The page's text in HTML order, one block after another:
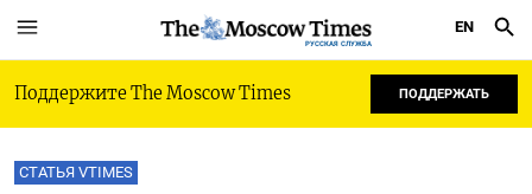
РУССКАЯ СЛУЖБА
EN
Поддержите The Moscow Times ПОДДЕРЖАТЬ
СТАТЬЯ VTIMES